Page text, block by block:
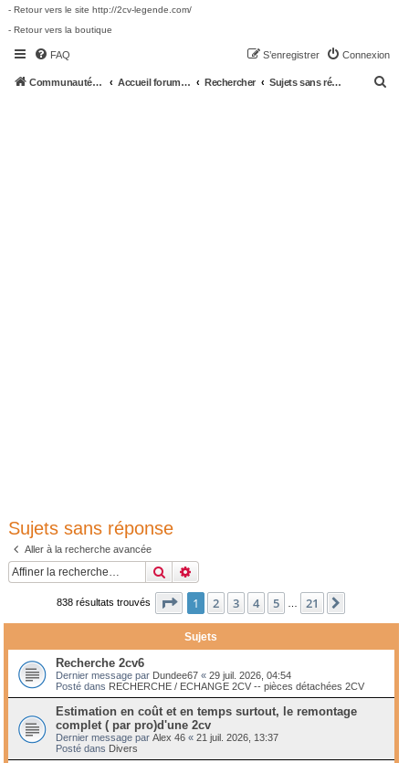
- Retour vers le site http://2cv-legende.com/
- Retour vers la boutique
FAQ Connexion
S’enregistrer
Communauté 2cv-legende.com Accueil forum 2cv-legende.com Rechercher Sujets sans réponse
Sujets sans réponse
Aller à la recherche avancée
Rechercher
838 résultats trouvés Page 1sur21
1 2 3 4 5 21
Sujets
Recherche 2cv6
Dernier message par Dundee67 « 29 juil. 2026, 04:54
Posté dans RECHERCHE / ECHANGE 2CV -- pièces détachées 2CV
Estimation en coût et en temps surtout, le remontage
complet ( par pro)d'une 2cv
Dernier message par Alex 46 « 21 juil. 2026, 13:37
Posté dans Divers